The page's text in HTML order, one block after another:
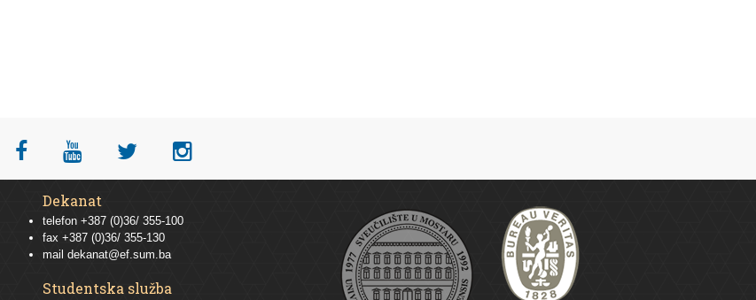
Dekanat
telefon +387 (0)36/ 355-100
fax +387 (0)36/ 355-130
mail dekanat@ef.sum.ba
Studentska služba